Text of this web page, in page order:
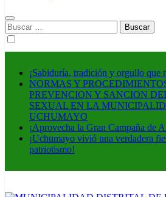
Buscar:
¡Sabiduría, tradición y orgullo que
NORMAS Y
PREVENCION Y SANCION
SEXUAL EN LA
UCHUMAYO
¡Aprovecha la Gran Campaña de
¡Uchumayo vivió una verdadera
patriotismo!